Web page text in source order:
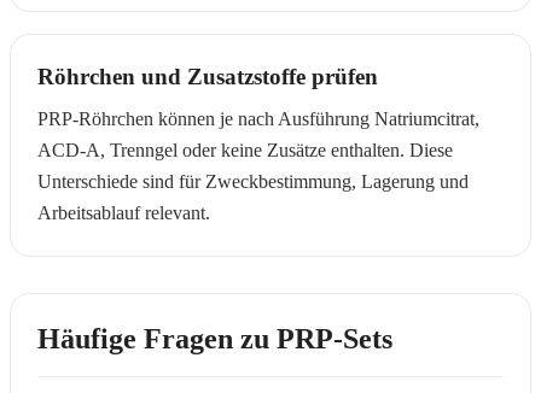
Röhrchen und Zusatzstoffe prüfen
PRP-Röhrchen können je nach Ausführung Natriumcitrat,
ACD-A, Trenngel oder keine Zusätze enthalten. Diese
Unterschiede sind für Zweckbestimmung, Lagerung und
Arbeitsablauf relevant.
Häufige Fragen zu PRP-Sets